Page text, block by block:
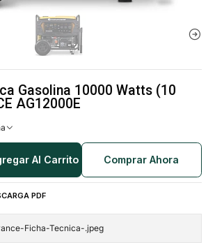
Gasolina 10000 Watts (10
AG12000E
Al Carrito Comprar Ahora
PDF
Ficha-Tecnica-.jpeg